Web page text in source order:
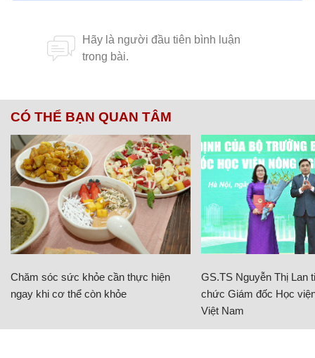
CÓ THỂ BẠN QUAN TÂM
Chăm sóc sức khỏe cần thực hiện
ngay khi cơ thể còn khỏe
GS.TS Nguyễn Thị Lan
chức Giám đốc Học
Việt Nam